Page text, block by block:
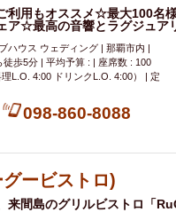
用もオススメ☆最大100名
ア☆最高の音響とラグジュ
ハウス ウェディング | 那覇市内 |
歩5分 | 平均予算 : | 座席数 : 100
L.O. 4:00 ドリンクL.O. 4:00） | 定
098-860-8088
ービストロ)
来間島のグリルビストロ「